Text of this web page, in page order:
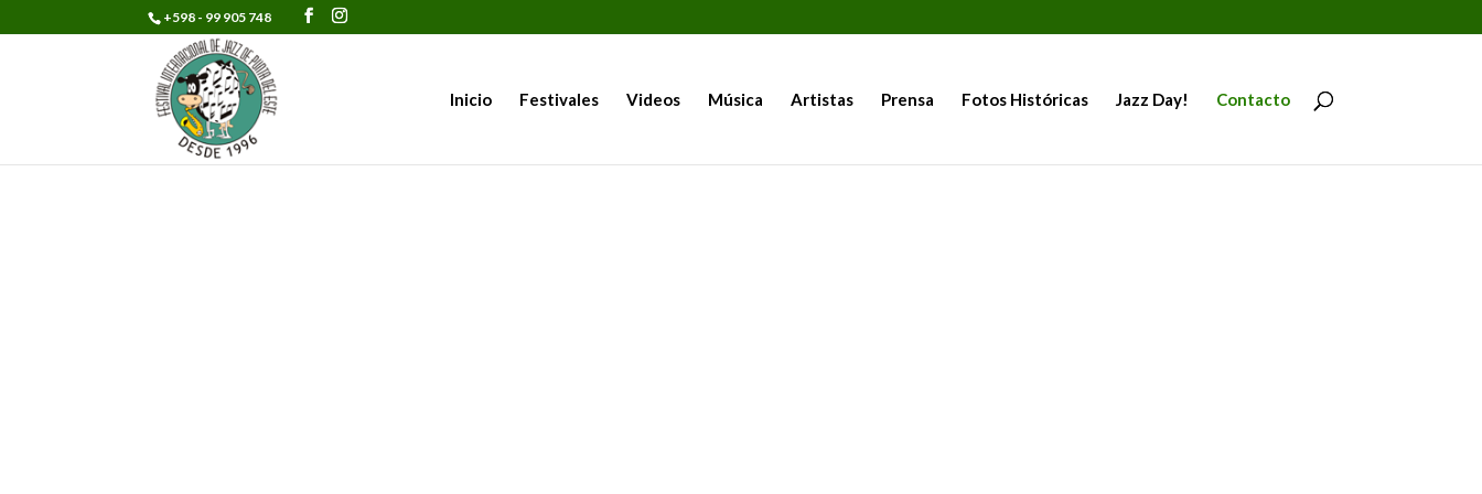
+598 - 99 905 748
Inicio Festivales Videos Música Artistas Prensa Fotos Históricas Jazz Day! Contacto